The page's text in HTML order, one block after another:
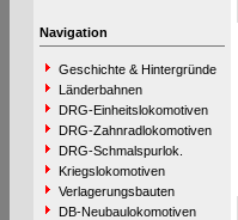
Navigation
Geschichte & Hintergründe
Länderbahnen
DRG-Einheitslokomotiven
DRG-Zahnradlokomotiven
DRG-Schmalspurlok.
Kriegslokomotiven
Verlagerungsbauten
DB-Neubaulokomotiven